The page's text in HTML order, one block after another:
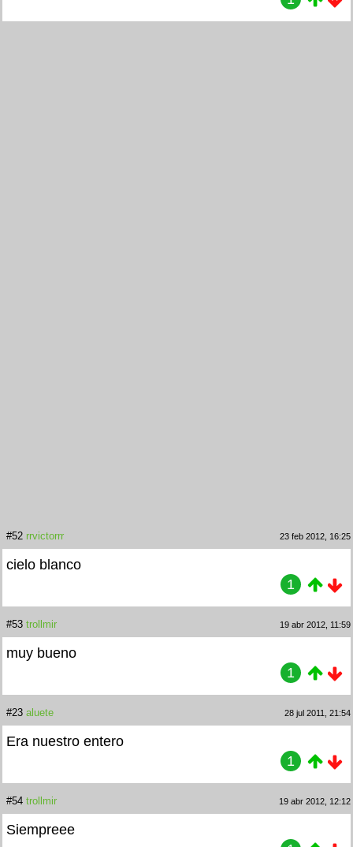
#52 rrvictorrr 23 feb 2012, 16:25
cielo blanco
1
#53 trollmir 19 abr 2012, 11:59
muy bueno
1
#23 aluete 28 jul 2011, 21:54
Era nuestro entero
1
#54 trollmir 19 abr 2012, 12:12
Siempreee